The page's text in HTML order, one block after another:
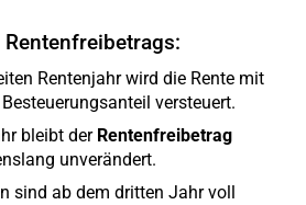
Rentenjahr wird die Rente mit
versteuert.
bleibt der Rentenfreibetrag
unverändert.
sind ab dem dritten Jahr voll